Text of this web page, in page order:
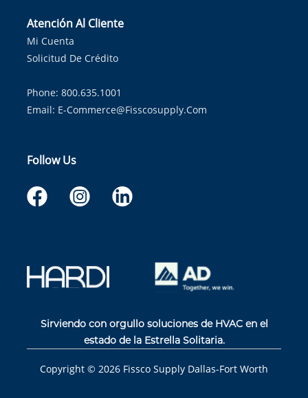
Atención Al Cliente
Mi Cuenta
Solicitud De Crédito
Phone: 800.635.1001
Email: E-Commerce@fisscosupply.com
Follow Us
Sirviendo con orgullo soluciones de HVAC en el
estado de la Estrella Solitaria.
Copyright © 2026 Fissco Supply Dallas-Fort Worth